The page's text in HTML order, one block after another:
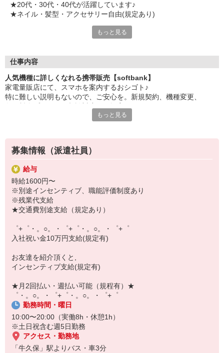
★20代・30代・40代が活躍しています♪
★ネイル・髪型・アクセサリー自由(規定あり)
シエロのスタッフは9割が未経験スタート。
ずっと先まで役に立ちます！
丁寧な研修もあるので、
みなさんから働きやすいと好評です♪
最新アプリ事情やお得なプラン、
スマホの裏ワザを学べるチャンス♪
￣￣￣￣￣￣￣￣￣￣￣
▼オフィスワーク
事務、経理、データ入力、コールセンター、受付
▼工場・製造・軽作業系
機械/食品製造・梱包・仕分け・加工・組立・検査
▼美容系
眉毛サロンのアイブロウ・ネイリスト・エステ
▼営業・販売
法人営業・アパレル販売・個別指導塾・人材紹介
▼人気案件も多数♪
短期・期間限定・オープニング・官公庁案件
上場/優良/大手企業など
【スマホ面接実施中】
￣￣￣￣￣￣￣￣￣
自宅に居ながらスマホでカンタン面接OK！
オンライン面談なのでスピード対応。
もっと見る
仕事内容
人気機種に詳しくなれる携帯販売【softbank】
家電量販店にて、スマホを案内するおシゴト♪
特に難しい説明もないので、ご安心を。新規契約、機種変更、
満足度◎
■携帯やインターネット販売業務
docomo(ドコモ)/au(エーユー)・KDDI/softbank(ソフトバンク)など
の大手キャリアから
ワイモバイル(Y!mobille)、楽天モバイル、UQなど格安スマホまで幅
広く紹介可能♪
人気のApple（アップル）店舗もございます！
もっと見る
募集情報（派遣社員）
給与
時給1600円〜
※別途インセンティブ、職能評価制度あり
※残業代支給
★交通費別途支給（規定あり）
゜+゜・。○。・゜+゜・。○。・゜+゜
入社祝い金10万円支給(規定有)
お友達を紹介頂くと,
インセンティブ支給(規定有)
★月2回払い・週払い可能（規程有）★
゜・。○。・゜+゜・。○。・゜+゜
勤務時間・曜日
10:00〜20:00（実働8h・休憩1h）
※土日祝含む週5日勤務
アクセス・勤務地
「牛久保」駅よりバス・車3分